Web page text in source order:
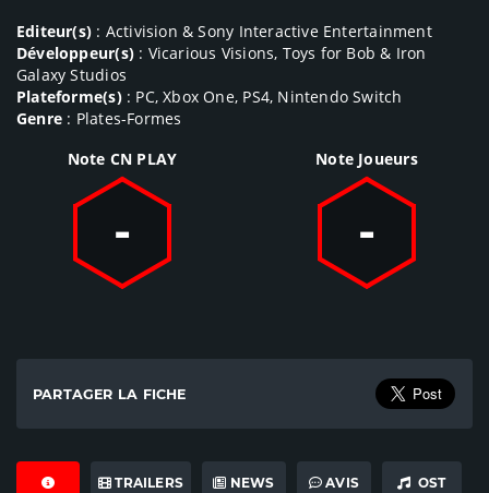
Editeur(s) : Activision & Sony Interactive Entertainment
Développeur(s): Vicarious Visions, Toys for Bob & Iron
Galaxy Studios
Plateforme(s): PC, Xbox One, PS4, Nintendo Switch
Genre : Plates-Formes
Note CN PLAY
-
Note Joueurs
-
PARTAGER LA FICHE
TRAILERS
NEWS
AVIS
OST